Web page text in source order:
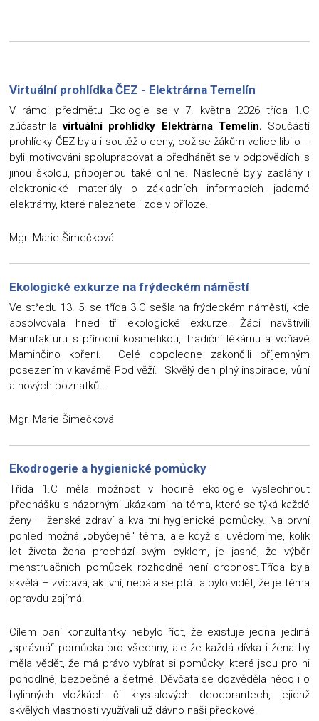
Virtuální prohlídka ČEZ - Elektrárna Temelín
V rámci předmětu Ekologie se v 7. května 2026 třída 1.C
zúčastnilavirtuální prohlídky Elektrárna Temelín. Součástí
prohlídky ČEZ byla i soutěž o ceny, což se žákům velice líbilo -
byli motivováni spolupracovat a předhánět se v odpovědích s
jinou školou, připojenou také online. Následně byly zaslány i
elektronické materiály o základních informacích jaderné
elektrárny, které naleznete i zde v příloze.
Mgr. Marie Šimečková
Ekologické exkurze na frýdeckém náměstí
Ve středu 13. 5. se třída 3.C sešla na frýdeckém náměstí, kde
absolvovala hned tři ekologické exkurze. Žáci navštívili
Manufakturu s přírodní kosmetikou, Tradiční lékárnu a voňavé
Maminčino koření. Celé dopoledne zakončili příjemným
posezením v kavárně Pod věží. Skvělý den plný inspirace, vůní
a nových poznatků...
Mgr. Marie Šimečková
Ekodrogerie a hygienické pomůcky
Třída 1.C měla možnost v hodině ekologie vyslechnout
přednášku s názornými ukázkami na téma, které se týká každé
ženy – ženské zdraví a kvalitní hygienické pomůcky. Na první
pohled možná „obyčejné“ téma, ale když si uvědomíme, kolik
let života žena prochází svým cyklem, je jasné, že výběr
menstruačních pomůcek rozhodně není drobnost.Třída byla
skvělá – zvídavá, aktivní, nebála se ptát a bylo vidět, že je téma
opravdu zajímá.
Cílem paní konzultantky nebylo říct, že existuje jedna jediná
„správná“ pomůcka pro všechny, ale že každá dívka i žena by
měla vědět, že má právo vybírat si pomůcky, které jsou pro ni
pohodlné, bezpečné a šetrné. Děvčata se dozvěděla něco i o
bylinných vložkách či krystalových deodorantech, jejichž
skvělých vlastností využívali už dávno naši předkové.